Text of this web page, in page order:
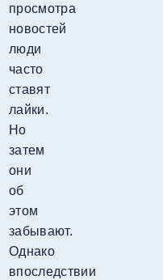
просмотра
новостей
люди
часто
ставят
лайки.
Но
затем
они
об
этом
забывают.
Однако
впоследствии